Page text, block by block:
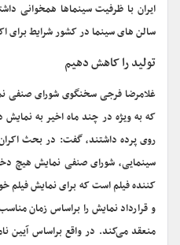
ایران با ظرفیت سینماها همخوانی
سالن های سینما در کشور شرایط برای
تولید را کاهش دهیم
غلامرضا فرجی سخنگوی شورای صنفی
که به ویژه در چند ماه اخیر به
روی پرده داشتند، گفت: در بحث
سینمایی، شورای صنفی نمایش هیچ
کننده فیلم است که برای نمایش فیلم
و قرارداد نمایش را براساس زمان
منعقد می‌کند. در واقع براساس آیین